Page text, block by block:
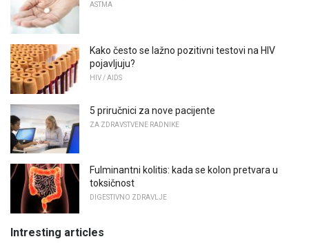
ASTMA
Kako često se lažno pozitivni testovi na HIV
pojavljuju?
HIV / AIDS
5 priručnici za nove pacijente
ZA ZDRAVSTVENE RADNIKE
Fulminantni kolitis: kada se kolon pretvara u
toksičnost
DIGESTIVNO ZDRAVLJE
Intresting articles